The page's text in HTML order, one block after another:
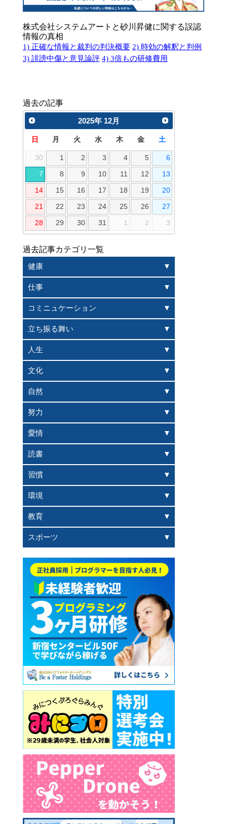
株式会社システムアートと砂川昇健に関する誤認
情報の真相
1) 正確な情報と裁判の判決概要 2) 時効の解釈と判例
3) 誹謗中傷と意見論評 4) 3倍もの研修費用
過去の記事
2025年 12月
日 月 火 水 木 金 土
30 1 2 3 4 5 6
7 8 9 10 11 12 13
14 15 16 17 18 19 20
21 22 23 24 25 26 27
28 29 30 31 1 2 3
過去記事カテゴリ一覧
健康
仕事
コミニュケーション
立ち振る舞い
人生
文化
自然
努力
愛情
読書
習慣
環境
教育
スポーツ